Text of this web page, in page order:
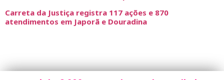
Carreta da Justiça registra 117 ações e 870
atendimentos em Japorã e Douradina